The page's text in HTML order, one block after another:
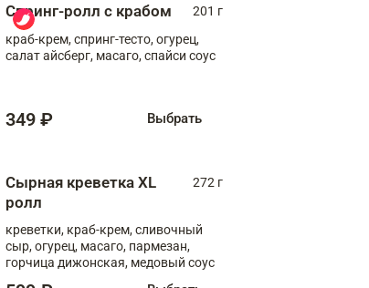
Спринг-ролл с крабом
201 г
краб-крем, спринг-тесто, огурец,
салат айсберг, масаго, спайси соус
349 ₽ Выбрать
Сырная креветка XL
ролл
272 г
креветки, краб-крем, сливочный
сыр, огурец, масаго, пармезан,
горчица дижонская, медовый соус